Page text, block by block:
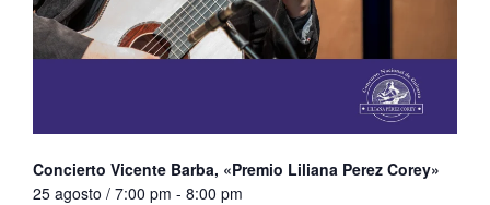
Concierto Vicente Barba, «Premio Liliana Perez Corey»
25 agosto / 7:00 pm - 8:00 pm